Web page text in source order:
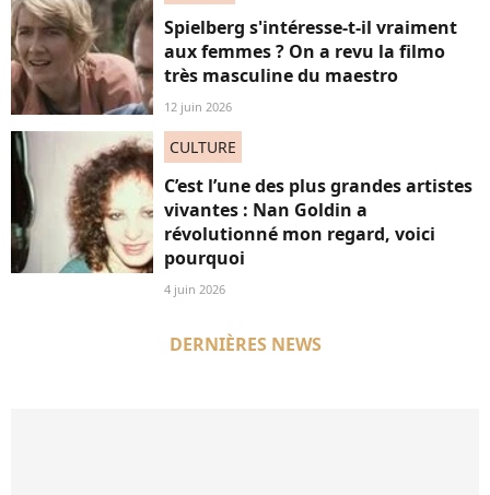
Spielberg s'intéresse-t-il vraiment
aux femmes ? On a revu la filmo
très masculine du maestro
12 juin 2026
CULTURE
C’est l’une des plus grandes artistes
vivantes : Nan Goldin a
révolutionné mon regard, voici
pourquoi
4 juin 2026
DERNIÈRES NEWS